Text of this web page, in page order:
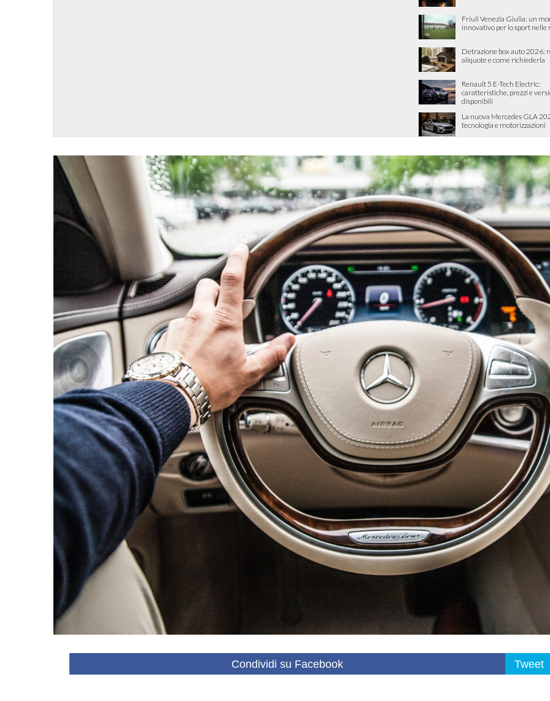
Friuli Venezia Giulia: un
innovativo per lo sport nelle
Detrazione box auto 2026:
aliquote e come richiederla
Renault 5 E-Tech Electric:
caratteristiche, prezzi e
disponibili
La nuova Mercedes GLA
tecnologia e motorizzazioni
Condividi su Facebook Tweet